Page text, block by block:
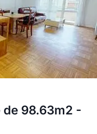
98.63m2 -